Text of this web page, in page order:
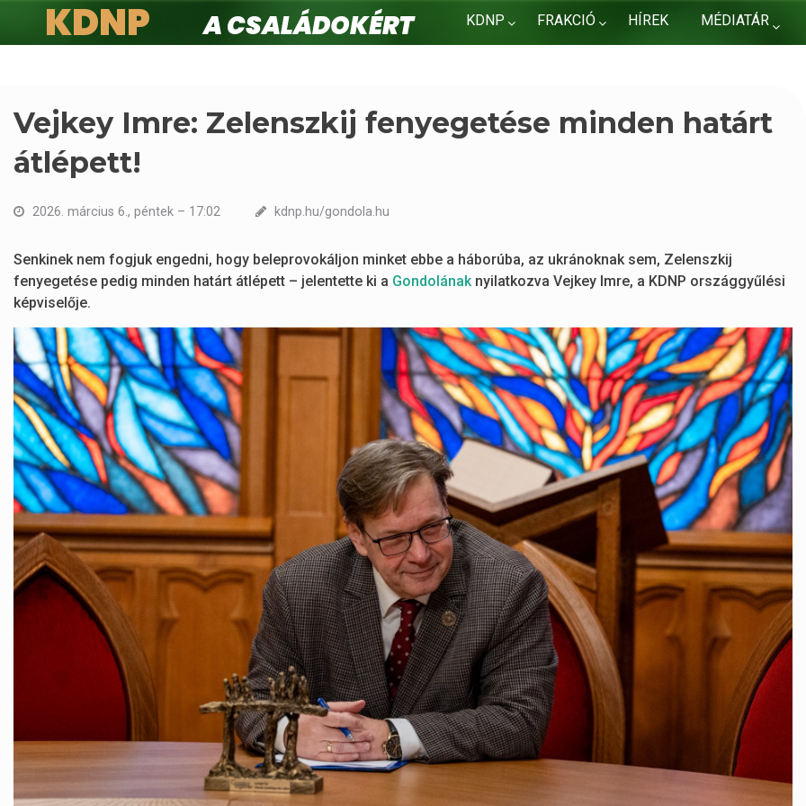
KDNP FRAKCIÓ HÍREK MÉDIATÁR
KDNP
A családokért.
Vejkey Imre: Zelenszkij fenyegetése minden határt
átlépett!
2026. március 6., péntek – 17:02 kdnp.hu/gondola.hu
Senkinek nem fogjuk engedni, hogy beleprovokáljon minket ebbe a háborúba, az ukránoknak sem, Zelenszkij
fenyegetése pedig minden határt átlépett – jelentette ki a Gondolánaknyilatkozva Vejkey Imre, a KDNP országgyűlési
képviselője.